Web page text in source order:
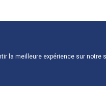
la meilleure expérience sur notre